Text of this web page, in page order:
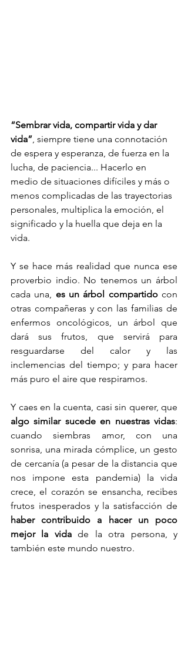
“Sembrar vida, compartir vida y dar
vida” , siempre tiene una connotación
de espera y esperanza, de fuerza en la
lucha, de paciencia... Hacerlo en
medio de situaciones difíciles y más o
menos complicadas de las trayectorias
personales, multiplica la emoción, el
significado y la huella que deja en la
vida.
Y se hace más realidad que nunca ese
proverbio indio. No tenemos un árbol
cada una, es un árbol compartido con
otras compañeras y con las familias de
enfermos oncológicos, un árbol que
dará sus frutos, que servirá para
resguardarse del calor y las
inclemencias del tiempo; y para hacer
más puro el aire que respiramos.
algo similar sucede en nuestras vidas:
cuando siembras amor, con una
sonrisa, una mirada cómplice, un gesto
de cercanía (a pesar de la distancia que
nos impone esta pandemia) la vida
crece, el corazón se ensancha, recibes
haber contribuido a hacer un poco
mejor la vida de la otra persona, y
también este mundo nuestro.